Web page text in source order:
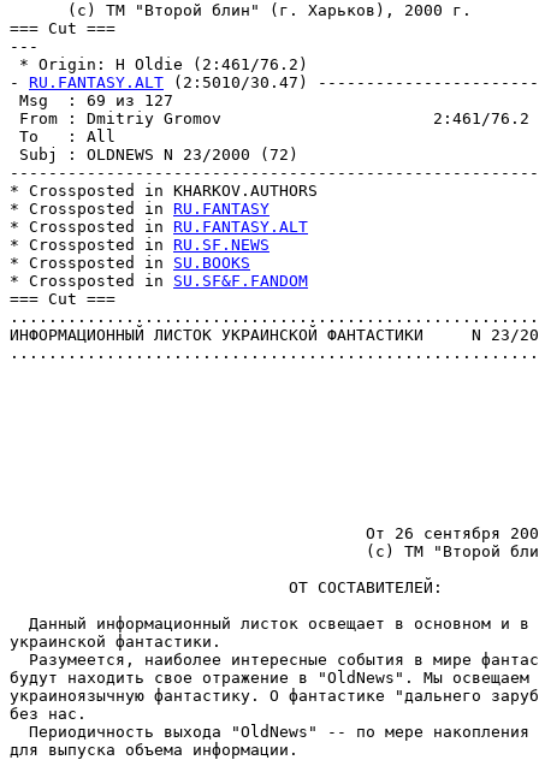
      (с) ТМ "Второй блин" (г. Харьков), 2000 г.
=== Cut ===
---
* Origin: H Oldie (2:461/76.2)
- RU.FANTASY.ALT (2:5010/30.47)
Msg  : 69
From : Dmitriy Gromov                      2:461/76.2
To   : All
Subj : OLDNEWS N
* Crossposted in KНARKOV.AUTHORS
* Crossposted in RU.FANTASY
* Crossposted in RU.FANTASY.ALT
* Crossposted in RU.SF.NEWS
* Crossposted in SU.BOOKS
* Crossposted in SU.SF&F.FANDOM
=== Cut ===
ИНФОРМАЦИОННЫЙ ЛИСТОК УКРАИНСКОЙ ФАНТАСТИКИ     N 23/
От 26 сентября
(с) ТМ "Второй
                             ОТ СОСТАВИТЕЛЕЙ:
Данный информационный листок освещает в основном и в
украинской фантастики.
Разумеется, наиболее интересные события в мире
будут находить свое отражение в "OldNews". Мы
украиноязычную фантастику. О фантастике "дальнего
без нас.
Периодичность выхода "OldNews" -- по мере накопления
для выпуска объема информации.